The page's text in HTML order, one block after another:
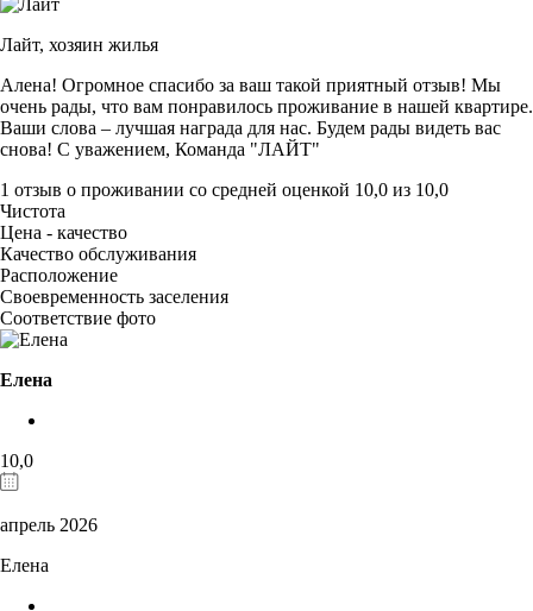
Лайт, хозяин жилья
Алена! Огромное спасибо за ваш такой приятный отзыв! Мы
очень рады, что вам понравилось проживание в нашей квартире.
Ваши слова – лучшая награда для нас. Будем рады видеть вас
снова! С уважением, Команда "ЛАЙТ"
1 отзыв о проживании со средней оценкой 10,0 из 10,0
Чистота
Цена - качество
Качество обслуживания
Расположение
Своевременность заселения
Соответствие фото
Елена
10,0
апрель 2026
Елена